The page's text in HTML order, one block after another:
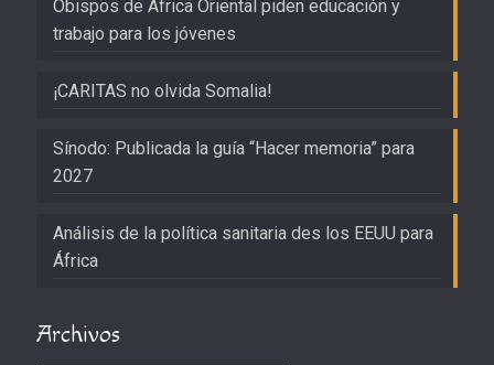
Obispos de África Oriental piden educación y
trabajo para los jóvenes
¡CARITAS no olvida Somalia!
Sínodo: Publicada la guía “Hacer memoria” para
2027
Análisis de la política sanitaria des los EEUU para
África
Archivos